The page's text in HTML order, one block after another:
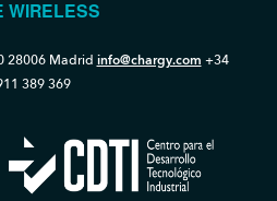
WIRELESS
28006 Madrid info@chargy.com +34
389 369